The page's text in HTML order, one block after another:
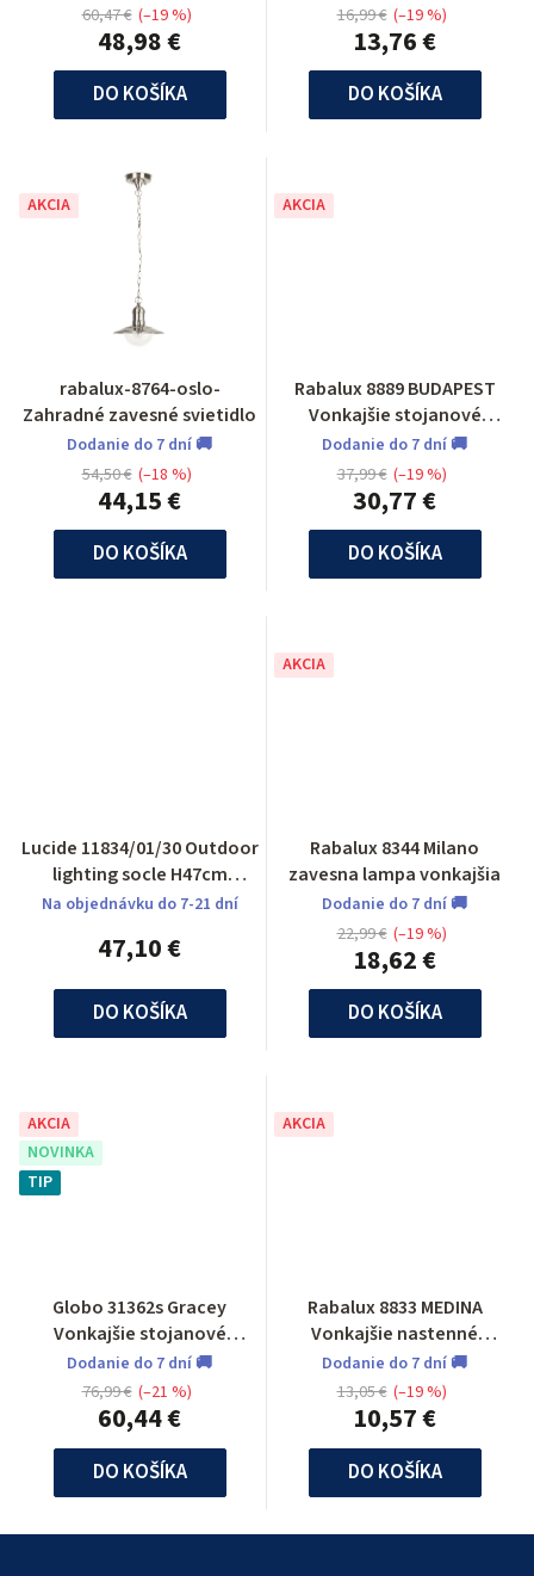
48,98 €
60,47 € (–19 %)
DO KOŠÍKA
13,76 €
16,99 € (–19 %)
DO KOŠÍKA
AKCIA
rabalux-8764-oslo-
Zahradné zavesné svietidlo
Dodanie do 7 dní 🚚
44,15 €
54,50 € (–18 %)
DO KOŠÍKA
AKCIA
Rabalux 8889 BUDAPEST
Vonkajšie stojanové
svietidlo
Dodanie do 7 dní 🚚
30,77 €
37,99 € (–19 %)
DO KOŠÍKA
Lucide 11834/01/30 Outdoor
lighting socle H47cm
E27/60W Black
Na objednávku do 7-21 dní
47,10 €
DO KOŠÍKA
AKCIA
Rabalux 8344 Milano
zavesna lampa vonkajšia
Dodanie do 7 dní 🚚
18,62 €
22,99 € (–19 %)
DO KOŠÍKA
AKCIA
NOVINKA
TIP
Globo 31362s Gracey
Vonkajšie stojanové
svietidlo so senzorom
Dodanie do 7 dní 🚚
60,44 €
76,99 € (–21 %)
DO KOŠÍKA
AKCIA
Rabalux 8833 MEDINA
Vonkajšie nastenné
svietidlo
Dodanie do 7 dní 🚚
10,57 €
13,05 € (–19 %)
DO KOŠÍKA